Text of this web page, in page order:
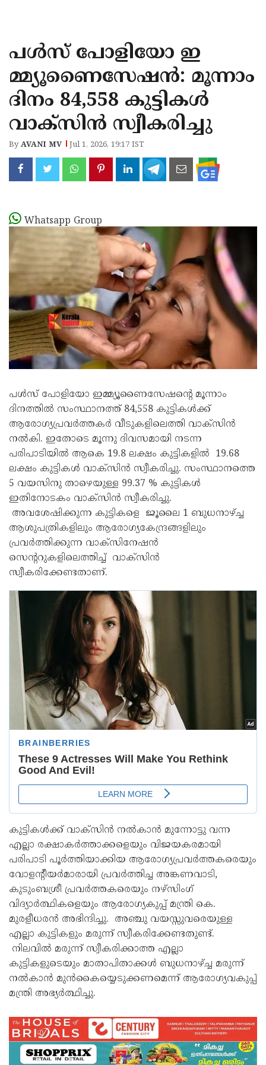
KANNUR
KASARAGOD
പൾസ്‌ പോളിയോ ഇ
മ്മ്യൂണൈസേഷൻ: മൂന്നാം
ദിനം 84,558 കുട്ടികൾ
വാക്‌സിൻ സ്വീകരിച്ചു
ByAVANI MV Jul 1, 2026, 19:17 IST
Whatsapp Group
പൾസ് പോളിയോ ഇമ്മ്യൂണൈസേഷന്റെ മൂന്നാം
ദിനത്തിൽ സംസ്ഥാനത്ത് 84,558 കുട്ടികൾക്ക്
ആരോഗ്യപ്രവർത്തകർ വീടുകളിലെത്തി വാക്‌സിൻ
നൽകി. ഇതോടെ മൂന്നു ദിവസമായി നടന്ന
പരിപാടിയിൽ ആകെ 19.8 ലക്ഷം കുട്ടികളിൽ 19.68
ലക്ഷം കുട്ടികൾ വാക്‌സിൻ സ്വീകരിച്ചു. സംസ്ഥാനത്തെ
5 വയസിനു താഴെയുള്ള 99.37 % കുട്ടികൾ
ഇതിനോടകം വാക്‌സിൻ സ്വീകരിച്ചു.
അവശേഷിക്കുന്ന കുട്ടികളെ ജൂലൈ 1 ബുധനാഴ്ച്ച
ആശുപത്രികളിലും ആരോഗ്യകേന്ദ്രങ്ങളിലും
പ്രവർത്തിക്കുന്ന വാക്‌സിനേഷൻ
സെന്ററുകളിലെത്തിച്ച്‌ വാക്‌സിൻ
സ്വീകരിക്കേണ്ടതാണ്.
കുട്ടികൾക്ക് വാക്‌സിൻ നൽകാൻ മുന്നോട്ടു വന്ന
എല്ലാ രക്ഷാകർത്താക്കളെയും വിജയകരമായി
പരിപാടി പൂർത്തിയാക്കിയ ആരോഗ്യപ്രവർത്തകരെയും
വോളന്റീയർമാരായി പ്രവർത്തിച്ച അങ്കണവാടി,
കുടുംബശ്രീ പ്രവർത്തകരെയും നഴ്സിംഗ്
വിദ്യാർത്ഥികളെയും ആരോഗ്യകുപ്പ് മന്ത്രി കെ.
മുരളീധരൻ അഭിന്ദിച്ചു. അഞ്ചു വയസ്സുവരെയുള്ള
എല്ലാ കുട്ടികളും മരുന്ന് സ്വീകരിക്കേണ്ടതുണ്ട്.
നിലവിൽ മരുന്ന് സ്വീകരിക്കാത്ത എല്ലാ
കുട്ടികളുടെയും മാതാപിതാക്കൾ ബുധനാഴ്ച്ച മരുന്ന്
നൽകാൻ മുൻകൈയ്യെടുക്കണമെന്ന് ആരോഗ്യവകുപ്പ്
മന്ത്രി അഭ്യർത്ഥിച്ചു.